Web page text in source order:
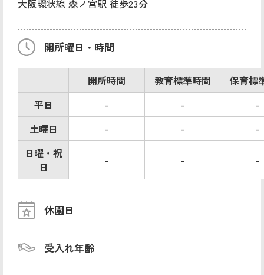
大阪環状線 森ノ宮駅 徒歩23分
開所曜日・時間
開所時間 教育標準時間
保育標
平日
- -
-
土曜日
- -
-
日曜・祝
日
- - -
休園日
受入れ年齢